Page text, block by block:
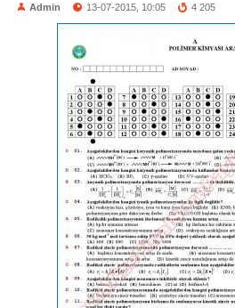
Admin 13-07-2015, 10:05 4 205